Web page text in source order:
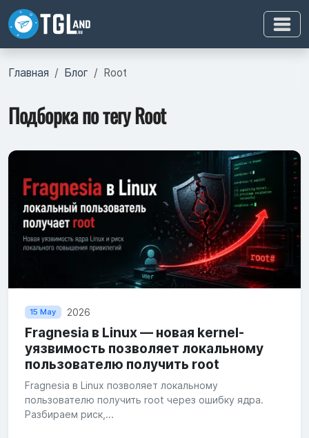
Главная Блог Root
Подборка по тегу Root
15 May 2026
Fragnesia в Linux — новая kernel-
уязвимость позволяет локальному
пользователю получить root
Fragnesia в Linux позволяет локальному
пользователю получить root через ошибку ядра.
Разбираем риск,...